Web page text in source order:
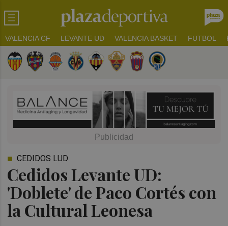
VALENCIA CF LEVANTE UD VALENCIA BASKET FUTBOL
Cedidos Levante UD:
'Doblete' de Paco Cortés con
la Cultural Leonesa
CEDIDOS LUD